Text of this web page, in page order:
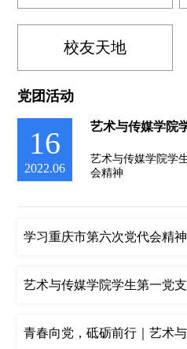
校友天地
党团活动
16
2022.06
艺术与传媒学院学
会精神
学习重庆市第六次党代会精
艺术与传媒学院学生第一党
青春向党，砥砺前行｜艺术